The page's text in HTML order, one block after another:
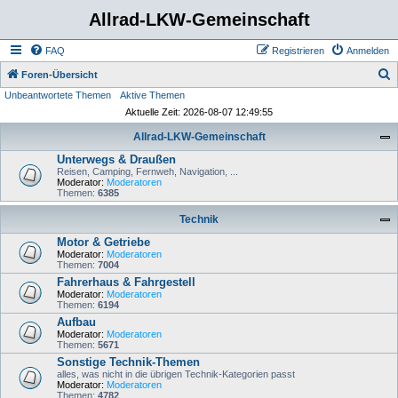
Allrad-LKW-Gemeinschaft
FAQ Anmelden
Registrieren
Foren-Übersicht
Unbeantwortete Themen
Aktive Themen
Aktuelle Zeit: 2026-08-07 12:49:55
Allrad-LKW-Gemeinschaft
Unterwegs & Draußen
Reisen, Camping, Fernweh, Navigation, ...
Moderator: Moderatoren
Themen: 6385
Technik
Motor & Getriebe
Moderator: Moderatoren
Themen: 7004
Fahrerhaus & Fahrgestell
Moderator: Moderatoren
Themen: 6194
Aufbau
Moderator: Moderatoren
Themen: 5671
Sonstige Technik-Themen
alles, was nicht in die übrigen Technik-Kategorien passt
Moderator: Moderatoren
Themen: 4782